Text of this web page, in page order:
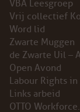
VBA Leesgroep
Vrij collectief
Word lid
Zwarte Muggen
de Zwarte Uil –
Open Avond
Labour Rights
Links arbeid
OTTO